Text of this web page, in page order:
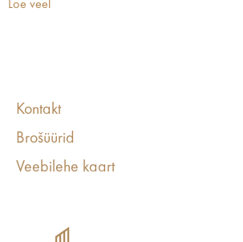
Loe veel
Kontakt
Brošüürid
Veebilehe kaart